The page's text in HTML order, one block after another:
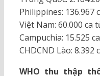
Philippines: 136.967
Việt Nam: 60.000 ca
Campuchia: 15.525
CHDCND Lào: 8.392
WHO thu thập